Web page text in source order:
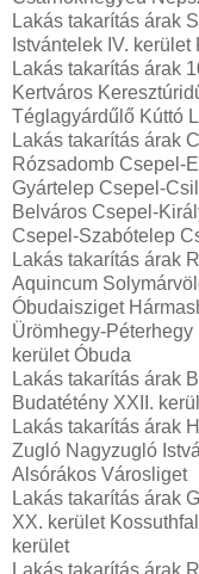
Lakás takarítás árak
Istvántelek IV.
Lakás takarítás árak
Kertváros
Téglagyárdűlő Kúttó
Lakás takarítás árak
Rózsadomb Csepel-
Gyártelep Csepel-
Belváros Csepel-
Csepel-Szabótelep
Lakás takarítás árak
Aquincum
Óbudaisziget
Ürömhegy-
kerület Óbuda
Lakás takarítás árak
Budatétény XXII.
Lakás takarítás árak
Zugló Nagyzugló
Alsórákos Városliget
Lakás takarítás árak
XX. kerület
kerület
Lakás takarítás árak